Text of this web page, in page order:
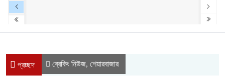
প্রচ্ছদ ব্রেকিং নিউজ, শেয়ারবাজার